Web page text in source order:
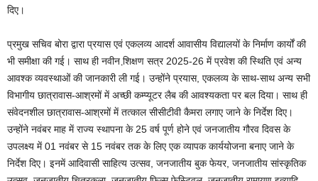
दिए।
प्रमुख सचिव बोरा द्वारा प्रयास एवं एकलव्य आदर्श आवासीय विद्यालयों के निर्माण कार्यों की
भी समीक्षा की गई। साथ ही नवीन शि़क्षण सत्र 2025-26 में प्रवेश की स्थिति एवं अन्य
आवश्क व्यवस्थाओं की जानकारी ली गई। उन्होंने प्रयास, एकलव्य के साथ-साथ अन्य सभी
विभागीय छात्रावास-आश्रमों में अच्छी कम्प्यूटर लैब की आवश्यकता पर बल दिया। साथ ही
संवेदनशील छात्रावास-आश्रमों में तत्काल सीसीटीवी कैमरा लगाए जाने के निर्देश दिए।
उन्होंने नवंबर माह में राज्य स्थापना के 25 वर्ष पूर्ण होने एवं जनजातीय गौरव दिवस के
उपलक्ष्य में 01 नवंबर से 15 नवंबर तक के लिए एक व्यापक कार्ययोजना बनाए जाने के
निर्देश दिए। इनमें आदिवासी साहित्य उत्सव, जनजातीय बुक फेयर, जनजातीय सांस्कृतिक